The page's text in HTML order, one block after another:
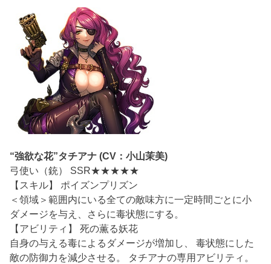
“強欲な花”タチアナ (CV：小山茉美)
弓使い（銃） SSR★★★★★
【スキル】 ポイズンプリズン
＜領域＞範囲内にいる全ての敵味方に一定時間ごとに小
ダメージを与え、さらに毒状態にする。
【アビリティ】 死の薫る妖花
自身の与える毒によるダメージが増加し、 毒状態にした
敵の防御力を減少させる。 タチアナの専用アビリティ。